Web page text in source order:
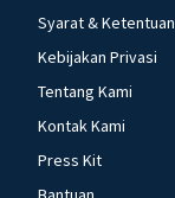
Syarat & Ketentuan
Kebijakan Privasi
Tentang Kami
Kontak Kami
Press Kit